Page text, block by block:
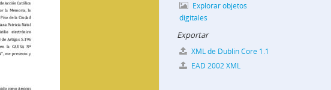
Explorar objetos
digitales
Exportar
XML de Dublin Core 1.1
EAD 2002 XML